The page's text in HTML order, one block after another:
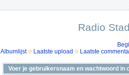
Radio
Albumlijst
Laatste upload Laatste
Voer je gebruikersnaam en wachtwoord in